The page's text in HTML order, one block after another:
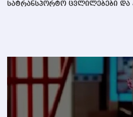
სატრანსპორტო ცვლილებები და